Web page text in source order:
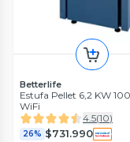
Betterlife
Estufa Pellet 6,2 KW
WiFi
4.5(10)
26% $731.990